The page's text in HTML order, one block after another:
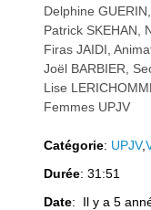
Delphine
Patrick SKEHAN,
Firas JAIDI,
Joël BARBIER,
Lise
Femmes UPJV
Catégorie: UPJV,
Durée: 31:51
Date: Il y a 5